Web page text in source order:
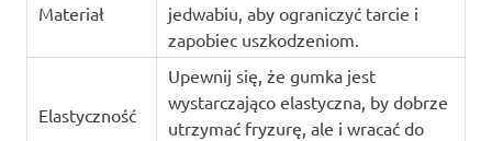
Materiał
jedwabiu, aby ograniczyć tarcie i
zapobiec uszkodzeniom.
Elastyczność
Upewnij się, że gumka jest
wystarczająco elastyczna, by dobrze
utrzymać fryzurę, ale i wracać do